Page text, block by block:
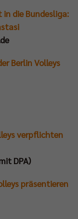
die Bundesliga:
Berlin Volleys
verpflichten
DPA)
präsentieren